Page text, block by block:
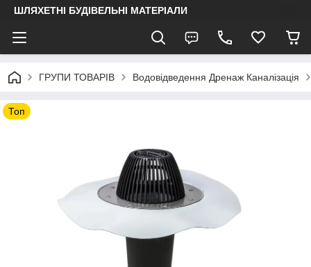
ШЛЯХЕТНІ БУДІВЕЛЬНІ МАТЕРІАЛИ
ГРУПИ ТОВАРІВ Водовідведення Дренаж Каналізація
Топ